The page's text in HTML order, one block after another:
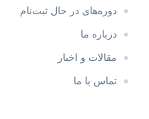
دوره‌های در حال ثبت‌نام
درباره ما
مقالات و اخبار
تماس با ما